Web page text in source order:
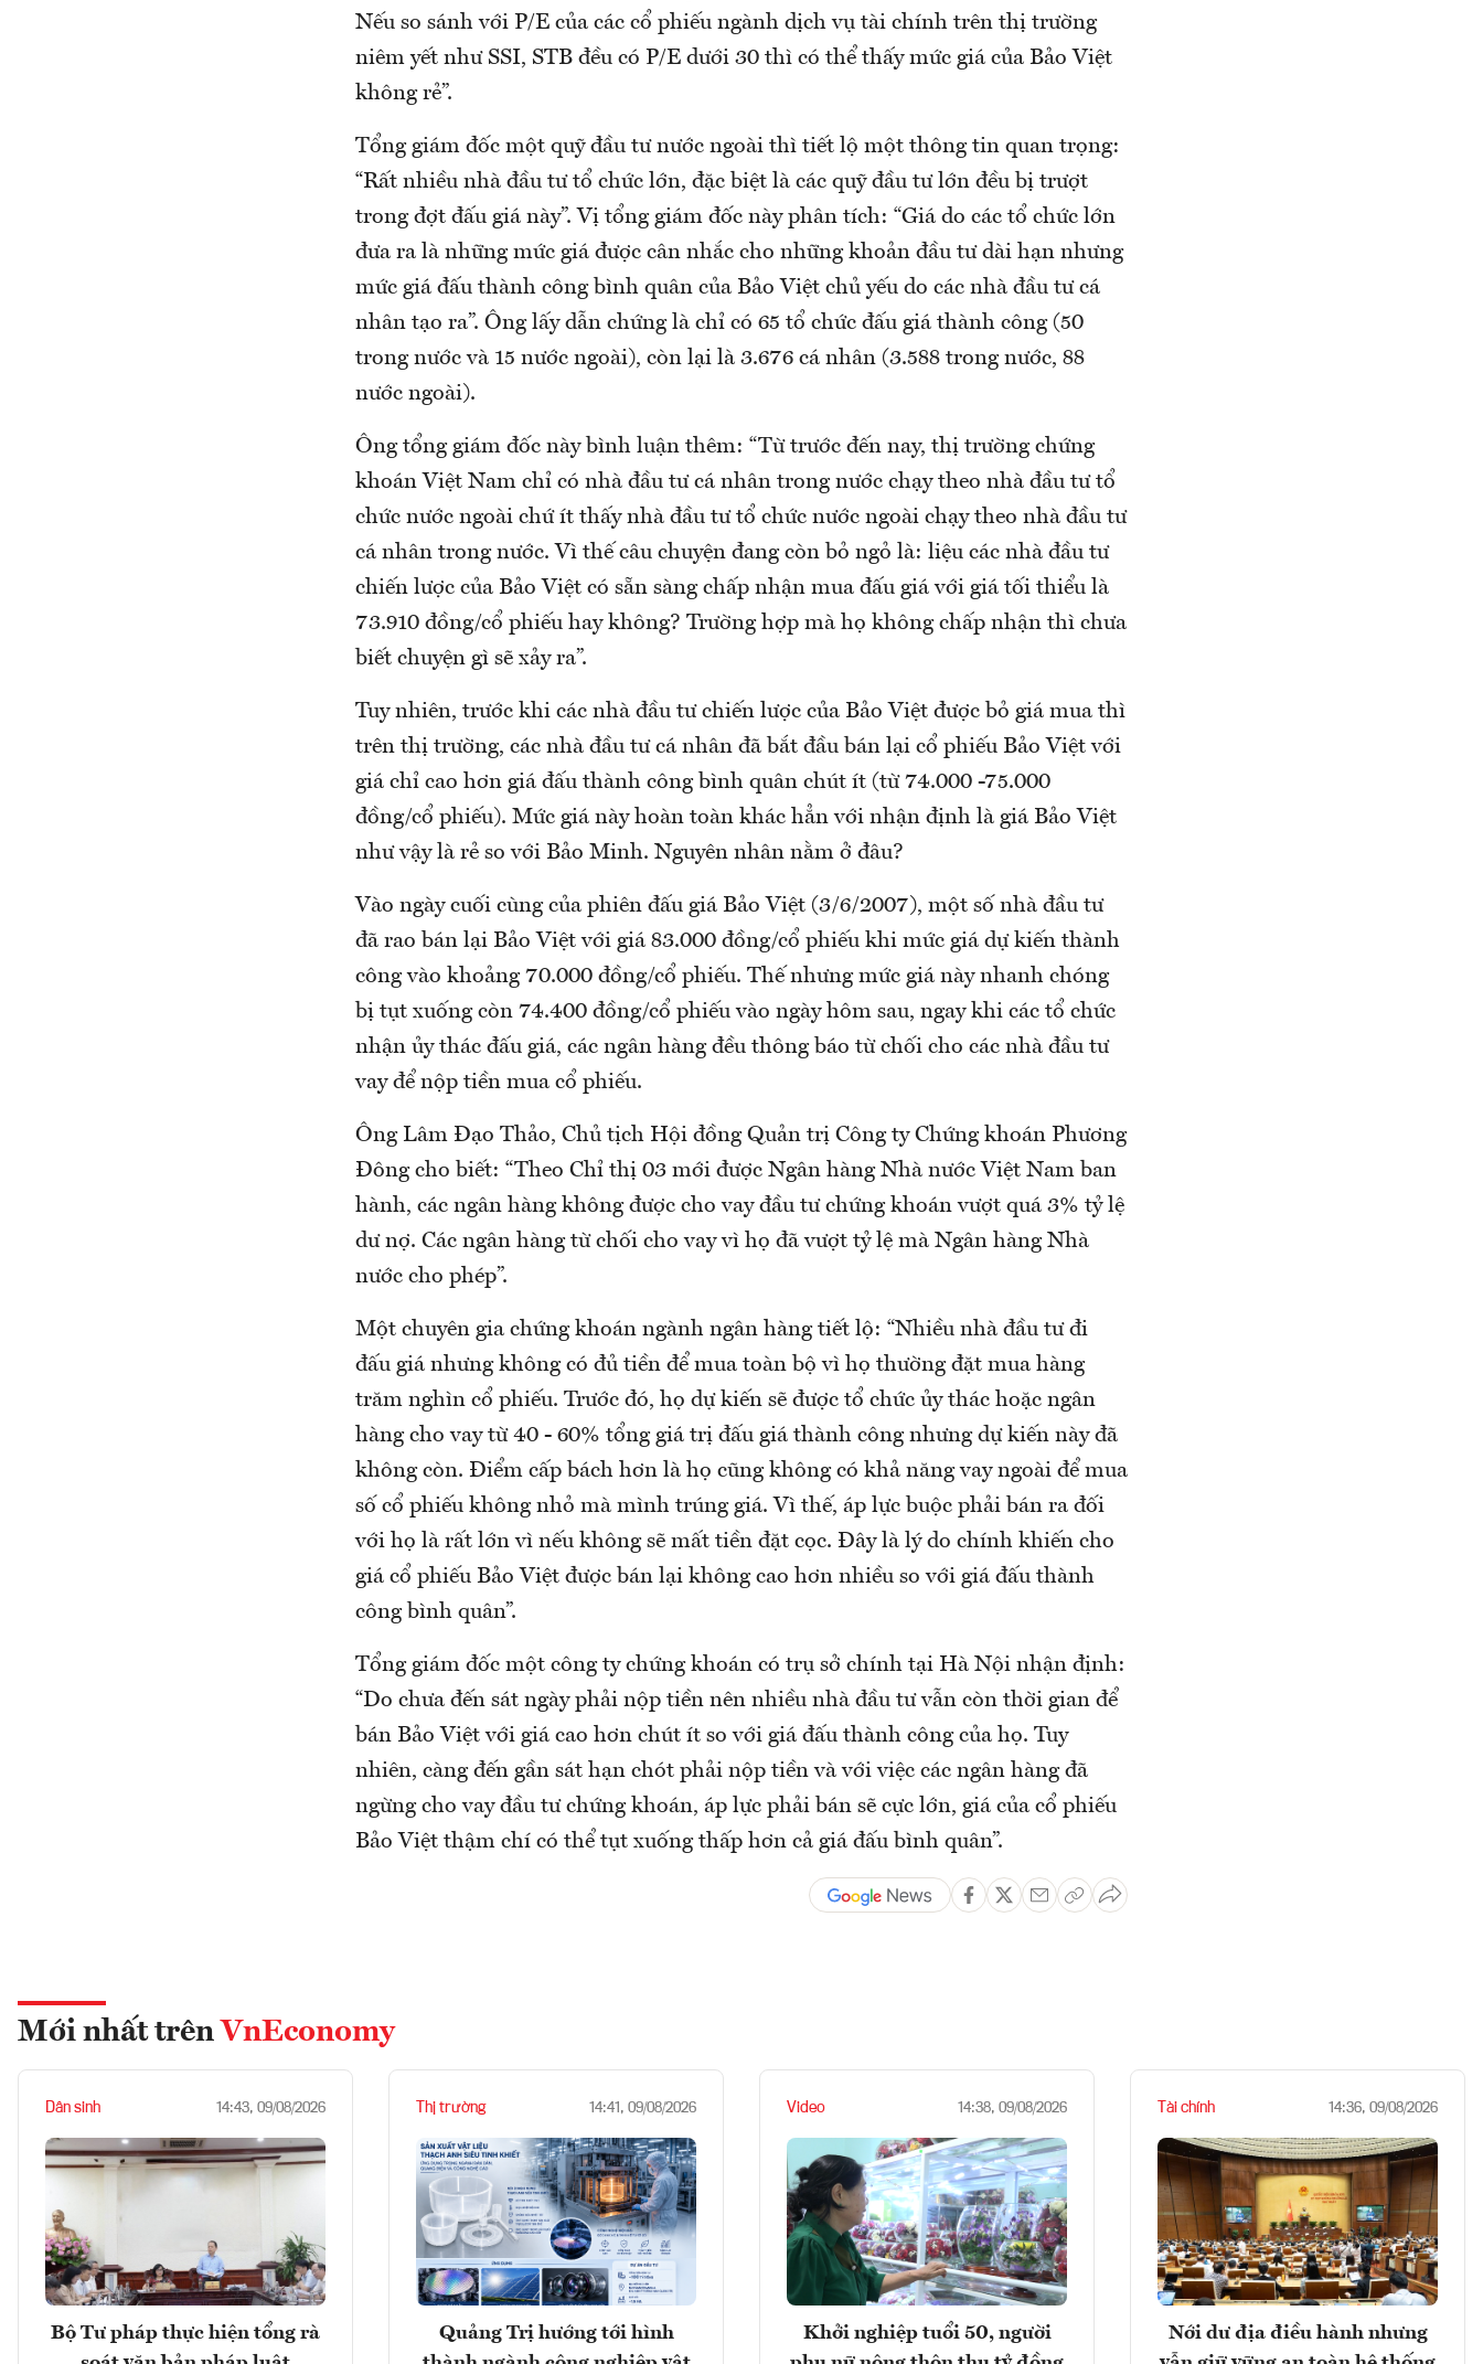
Nếu so sánh với P/E của các cổ phiếu ngành dịch vụ tài chính trên thị trường
niêm yết như SSI, STB đều có P/E dưới 30 thì có thể thấy mức giá của Bảo Việt
không rẻ”.
Tổng giám đốc một quỹ đầu tư nước ngoài thì tiết lộ một thông tin quan trọng:
“Rất nhiều nhà đầu tư tổ chức lớn, đặc biệt là các quỹ đầu tư lớn đều bị trượt
trong đợt đấu giá này”. Vị tổng giám đốc này phân tích: “Giá do các tổ chức lớn
đưa ra là những mức giá được cân nhắc cho những khoản đầu tư dài hạn nhưng
mức giá đấu thành công bình quân của Bảo Việt chủ yếu do các nhà đầu tư cá
nhân tạo ra”. Ông lấy dẫn chứng là chỉ có 65 tổ chức đấu giá thành công (50
trong nước và 15 nước ngoài), còn lại là 3.676 cá nhân (3.588 trong nước, 88
nước ngoài).
Ông tổng giám đốc này bình luận thêm: “Từ trước đến nay, thị trường chứng
khoán Việt Nam chỉ có nhà đầu tư cá nhân trong nước chạy theo nhà đầu tư tổ
chức nước ngoài chứ ít thấy nhà đầu tư tổ chức nước ngoài chạy theo nhà đầu tư
cá nhân trong nước. Vì thế câu chuyện đang còn bỏ ngỏ là: liệu các nhà đầu tư
chiến lược của Bảo Việt có sẵn sàng chấp nhận mua đấu giá với giá tối thiểu là
73.910 đồng/cổ phiếu hay không? Trường hợp mà họ không chấp nhận thì chưa
biết chuyện gì sẽ xảy ra”.
Tuy nhiên, trước khi các nhà đầu tư chiến lược của Bảo Việt được bỏ giá mua thì
trên thị trường, các nhà đầu tư cá nhân đã bắt đầu bán lại cổ phiếu Bảo Việt với
giá chỉ cao hơn giá đấu thành công bình quân chút ít (từ 74.000 -75.000
đồng/cổ phiếu). Mức giá này hoàn toàn khác hẳn với nhận định là giá Bảo Việt
như vậy là rẻ so với Bảo Minh. Nguyên nhân nằm ở đâu?
Vào ngày cuối cùng của phiên đấu giá Bảo Việt (3/6/2007), một số nhà đầu tư
đã rao bán lại Bảo Việt với giá 83.000 đồng/cổ phiếu khi mức giá dự kiến thành
công vào khoảng 70.000 đồng/cổ phiếu. Thế nhưng mức giá này nhanh chóng
bị tụt xuống còn 74.400 đồng/cổ phiếu vào ngày hôm sau, ngay khi các tổ chức
nhận ủy thác đấu giá, các ngân hàng đều thông báo từ chối cho các nhà đầu tư
vay để nộp tiền mua cổ phiếu.
Ông Lâm Đạo Thảo, Chủ tịch Hội đồng Quản trị Công ty Chứng khoán Phương
Đông cho biết: “Theo Chỉ thị 03 mới được Ngân hàng Nhà nước Việt Nam ban
hành, các ngân hàng không được cho vay đầu tư chứng khoán vượt quá 3% tỷ lệ
dư nợ. Các ngân hàng từ chối cho vay vì họ đã vượt tỷ lệ mà Ngân hàng Nhà
nước cho phép”.
Một chuyên gia chứng khoán ngành ngân hàng tiết lộ: “Nhiều nhà đầu tư đi
đấu giá nhưng không có đủ tiền để mua toàn bộ vì họ thường đặt mua hàng
trăm nghìn cổ phiếu. Trước đó, họ dự kiến sẽ được tổ chức ủy thác hoặc ngân
hàng cho vay từ 40 - 60% tổng giá trị đấu giá thành công nhưng dự kiến này đã
không còn. Điểm cấp bách hơn là họ cũng không có khả năng vay ngoài để mua
số cổ phiếu không nhỏ mà mình trúng giá. Vì thế, áp lực buộc phải bán ra đối
với họ là rất lớn vì nếu không sẽ mất tiền đặt cọc. Đây là lý do chính khiến cho
giá cổ phiếu Bảo Việt được bán lại không cao hơn nhiều so với giá đấu thành
công bình quân”.
Tổng giám đốc một công ty chứng khoán có trụ sở chính tại Hà Nội nhận định:
“Do chưa đến sát ngày phải nộp tiền nên nhiều nhà đầu tư vẫn còn thời gian để
bán Bảo Việt với giá cao hơn chút ít so với giá đấu thành công của họ. Tuy
nhiên, càng đến gần sát hạn chót phải nộp tiền và với việc các ngân hàng đã
ngừng cho vay đầu tư chứng khoán, áp lực phải bán sẽ cực lớn, giá của cổ phiếu
Bảo Việt thậm chí có thể tụt xuống thấp hơn cả giá đấu bình quân”.
Mới nhất trên VnEconomy
Dân sinh 14:43, 09/08/2026
Bộ Tư pháp thực hiện tổng rà
Thị trường 14:41, 09/08/2026
Quảng Trị hướng tới hình
Video 14:38, 09/08/2026
Khởi nghiệp tuổi 50, người
Tài chính 14:36, 09/08/2026
Nới dư địa điều hành nhưng